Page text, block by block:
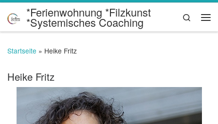
Zum Inhalt springen
*Ferienwohnung *Filzkunst
*Systemisches Coaching
Search
Startseite » Heike Fritz
Heike Fritz